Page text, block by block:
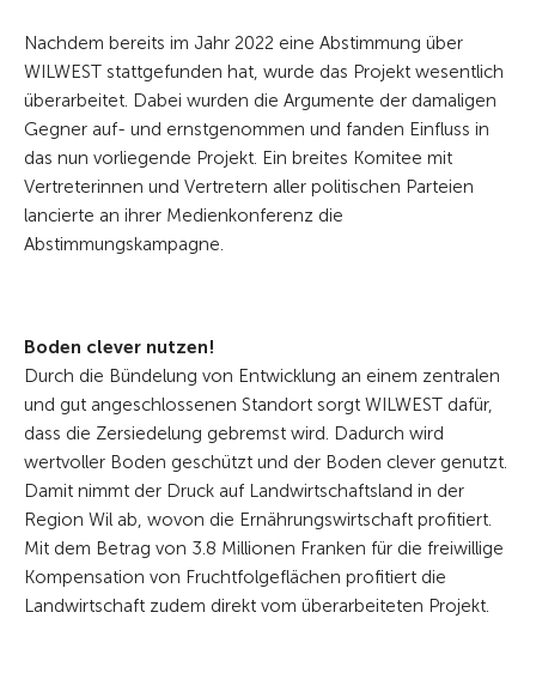
Nachdem bereits im Jahr 2022 eine Abstimmung über
WILWEST stattgefunden hat, wurde das Projekt wesentlich
überarbeitet. Dabei wurden die Argumente der damaligen
Gegner auf- und ernstgenommen und fanden Einfluss in
das nun vorliegende Projekt. Ein breites Komitee mit
Vertreterinnen und Vertretern aller politischen Parteien
lancierte an ihrer Medienkonferenz die
Abstimmungskampagne.
Boden clever nutzen!
Durch die Bündelung von Entwicklung an einem zentralen
und gut angeschlossenen Standort sorgt WILWEST dafür,
dass die Zersiedelung gebremst wird. Dadurch wird
wertvoller Boden geschützt und der Boden clever genutzt.
Damit nimmt der Druck auf Landwirtschaftsland in der
Region Wil ab, wovon die Ernährungswirtschaft profitiert.
Mit dem Betrag von 3.8 Millionen Franken für die freiwillige
Kompensation von Fruchtfolgeflächen profitiert die
Landwirtschaft zudem direkt vom überarbeiteten Projekt.